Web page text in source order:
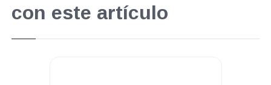
con este artículo